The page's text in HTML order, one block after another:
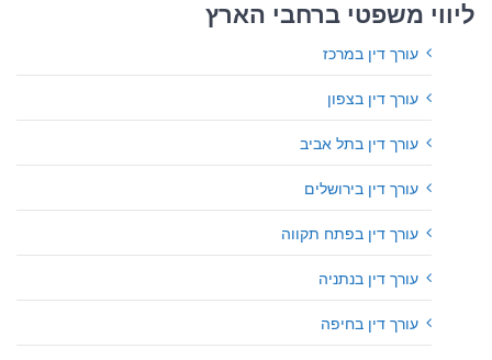
ליווי משפטי ברחבי הארץ
עורך דין במרכז
עורך דין בצפון
עורך דין בתל אביב
עורך דין בירושלים
עורך דין בפתח תקווה
עורך דין בנתניה
עורך דין בחיפה